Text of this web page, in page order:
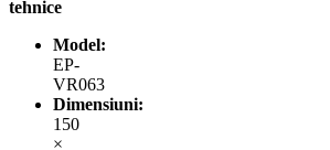
tehnice
Model:
EP-
VR063
Dimensiuni:
150
×